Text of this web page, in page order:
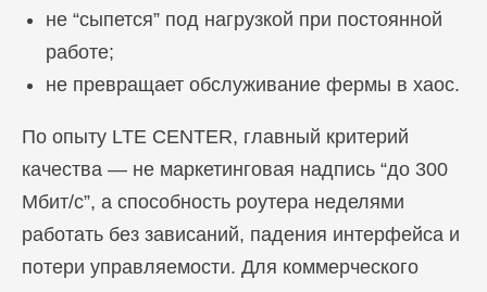
не “сыпется” под нагрузкой при постоянной
работе;
не превращает обслуживание фермы в хаос.
По опыту LTE CENTER, главный критерий
качества — не маркетинговая надпись “до 300
Мбит/с”, а способность роутера неделями
работать без зависаний, падения интерфейса и
потери управляемости. Для коммерческого